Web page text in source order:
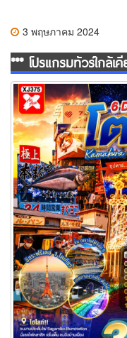
3 พฤษภาคม 2024
*** โปรแกรมทัวร์ใกล้เ
ทัวร์โตเกียว เอโนเด็นจั